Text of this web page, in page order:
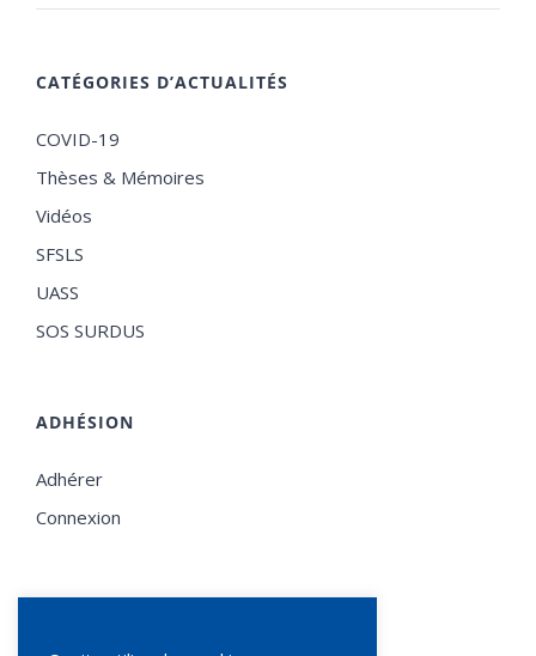
CATÉGORIES D’ACTUALITÉS
COVID-19
Thèses & Mémoires
Vidéos
SFSLS
UASS
SOS SURDUS
ADHÉSION
Adhérer
Connexion